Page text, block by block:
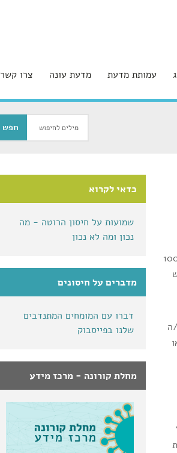
עמותת מדעת מדעת עונה צרו קשר
כדאי לקרוא
שמועות על חיסון הרוטה - מה
נכון ומה לא נכון
מדברים על חיסונים
דברו עם המומחים המתנדבים
שלנו בפייסבוק
מחלת קורונה - מרכז מידע
בחיסון, כמעט 100%
ילד/ה